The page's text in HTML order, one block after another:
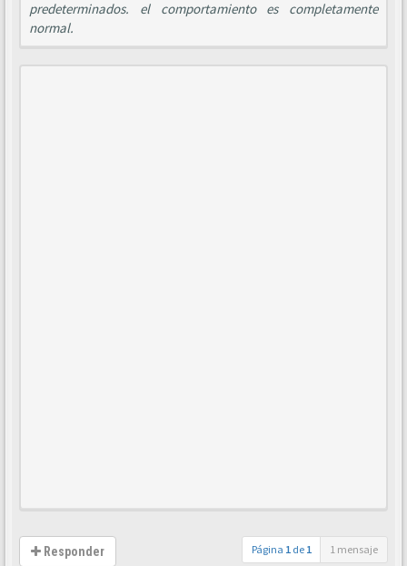
predeterminados. el comportamiento es completamente
normal.
Responder Página 1 de 1 1 mensaje